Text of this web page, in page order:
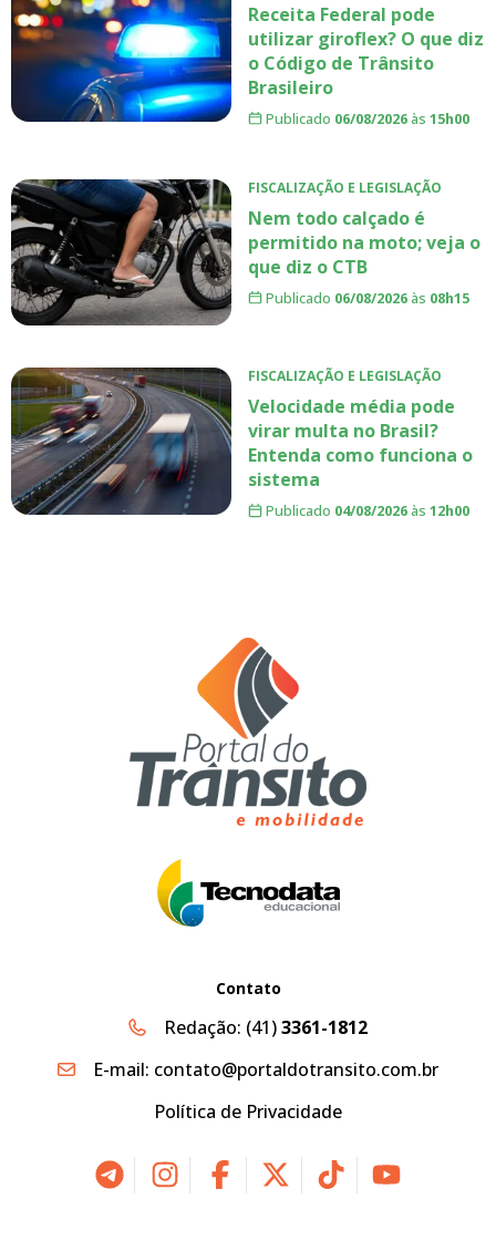
Receita Federal pode
utilizar giroflex? O que diz
o Código de Trânsito
Brasileiro
Publicado 06/08/2026às 15h00
FISCALIZAÇÃO E LEGISLAÇÃO
Nem todo calçado é
permitido na moto; veja o
que diz o CTB
Publicado 06/08/2026às 08h15
FISCALIZAÇÃO E LEGISLAÇÃO
Velocidade média pode
virar multa no Brasil?
Entenda como funciona o
sistema
Publicado 04/08/2026às 12h00
Contato
Redação: (41)3361-1812
E-mail: contato@portaldotransito.com.br
Política de Privacidade